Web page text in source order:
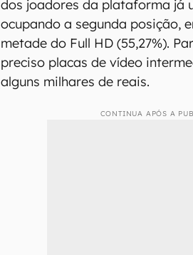
dos joadores da plataforma já
ocupando a segunda posição,
metade do Full HD (55,27%).
preciso placas de vídeo
alguns milhares de reais.
CONTINUA APÓS A